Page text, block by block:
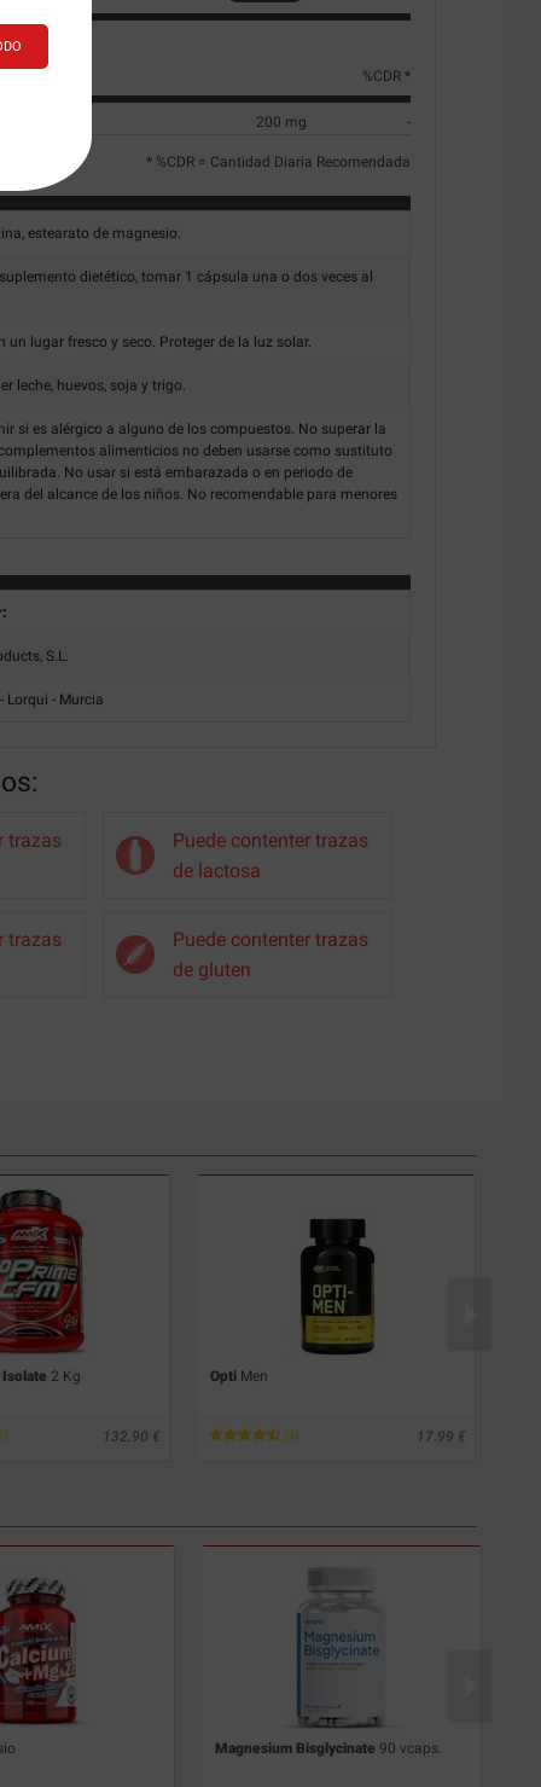
%CDR *
200 mg -
* %CDR = Cantidad Diaria Recomendada
estearato de magnesio.
dietético, tomar 1 cápsula una o dos veces al
un lugar fresco y seco. Proteger de la luz solar.
leche, huevos, soja y trigo.
si es alérgico a alguno de los compuestos. No superar la
alimenticios no deben usarse como sustituto
No usar si está embarazada o en periodo de
del alcance de los niños. No recomendable para menores
S.L.
Lorqui - Murcia
trazas
Puede contenter trazas
de lactosa
trazas
Puede contenter trazas
de gluten
2 Kg
132.90
Opti Men
(3) 17.99
Magnesium Bisglycinate 90 vcaps.